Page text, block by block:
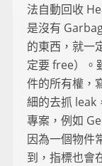
法自動回收
是沒有
的東西，就一
定要 free）。
件的所有權，
細的去抓 leak
專案，例如
因為一個物件
到，指標也會